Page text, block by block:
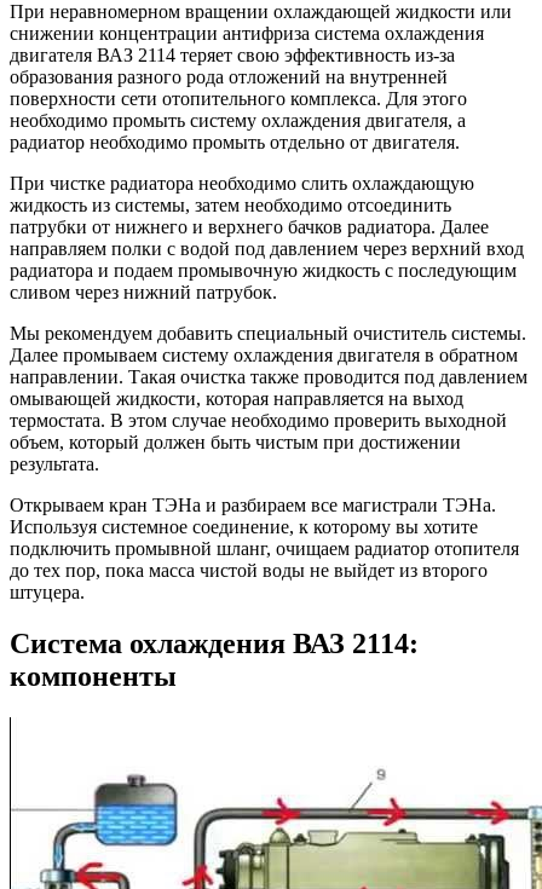
При неравномерном вращении охлаждающей жидкости или
снижении концентрации антифриза система охлаждения
двигателя ВАЗ 2114 теряет свою эффективность из-за
образования разного рода отложений на внутренней
поверхности сети отопительного комплекса. Для этого
необходимо промыть систему охлаждения двигателя, а
радиатор необходимо промыть отдельно от двигателя.
При чистке радиатора необходимо слить охлаждающую
жидкость из системы, затем необходимо отсоединить
патрубки от нижнего и верхнего бачков радиатора. Далее
направляем полки с водой под давлением через верхний вход
радиатора и подаем промывочную жидкость с последующим
сливом через нижний патрубок.
Мы рекомендуем добавить специальный очиститель системы.
Далее промываем систему охлаждения двигателя в обратном
направлении. Такая очистка также проводится под давлением
омывающей жидкости, которая направляется на выход
термостата. В этом случае необходимо проверить выходной
объем, который должен быть чистым при достижении
результата.
Открываем кран ТЭНа и разбираем все магистрали ТЭНа.
Используя системное соединение, к которому вы хотите
подключить промывной шланг, очищаем радиатор отопителя
до тех пор, пока масса чистой воды не выйдет из второго
штуцера.
Система охлаждения ВАЗ 2114:
компоненты